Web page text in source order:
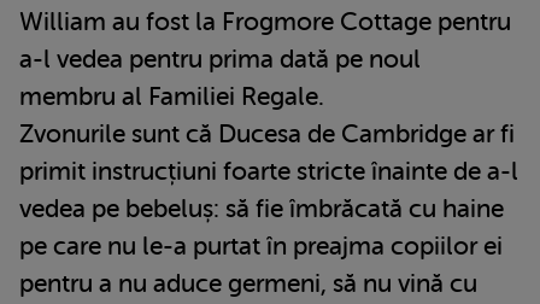
William au fost la Frogmore Cottage pentru
a-l vedea pentru prima dată pe noul
membru al Familiei Regale.
Zvonurile sunt că Ducesa de Cambridge ar fi
primit instrucțiuni foarte stricte înainte de a-l
vedea pe bebeluș: să fie îmbrăcată cu haine
pe care nu le-a purtat în preajma copiilor ei
pentru a nu aduce germeni, să nu vină cu